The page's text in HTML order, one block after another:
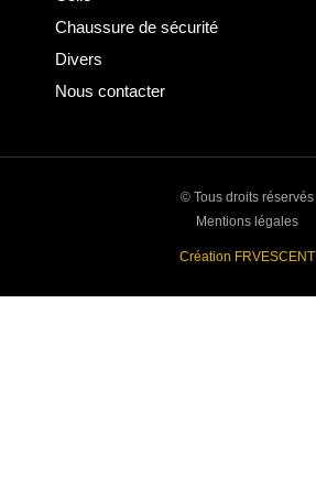
Chaussure de sécurité
Divers
Nous contacter
© Tous droits réservés
Mentions légales
Création FRVESCENT